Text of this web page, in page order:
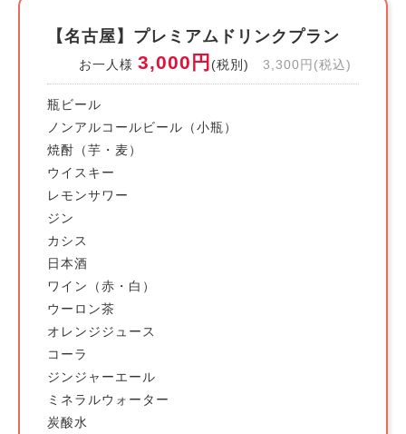
【名古屋】プレミアムドリンクプラン
お一人様 3,000円 (税別) 3,300円(税込)
瓶ビール
ノンアルコールビール（小瓶）
焼酎（芋・麦）
ウイスキー
レモンサワー
ジン
カシス
日本酒
ワイン（赤・白）
ウーロン茶
オレンジジュース
コーラ
ジンジャーエール
ミネラルウォーター
炭酸水